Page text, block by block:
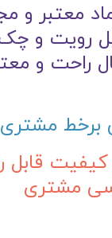
معتبر و
رویت و
راحت و
برخط مشتری
قابل
مشتری